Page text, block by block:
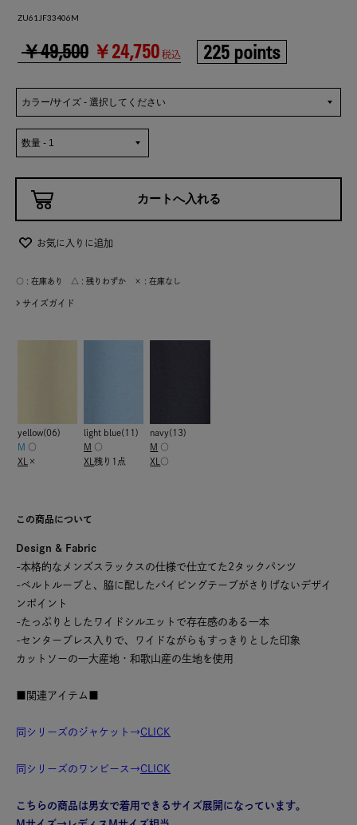
ZU61JF33406M
￥49,500 ￥24,750 税込 225 points
お気に入りに追加
○ : 在庫あり △ : 残りわずか × : 在庫なし
サイズガイド
yellow(06)
M ○
XL
×
light blue(11)
M ○
XL残り1点
navy(13)
M ○
XL ○
この商品について
Design & Fabric
-本格的なメンズスラックスの仕様で仕立てた2タックパンツ
-ベルトループと、脇に配したパイピングテープがさりげないデザイ
ンポイント
-たっぷりとしたワイドシルエットで存在感のある一本
-センタープレス入りで、ワイドながらもすっきりとした印象
カットソーの一大産地・和歌山産の生地を使用
■関連アイテム■
同シリーズのジャケット→CLICK
同シリーズのワンピース→CLICK
こちらの商品は男女で着用できるサイズ展開になっています。